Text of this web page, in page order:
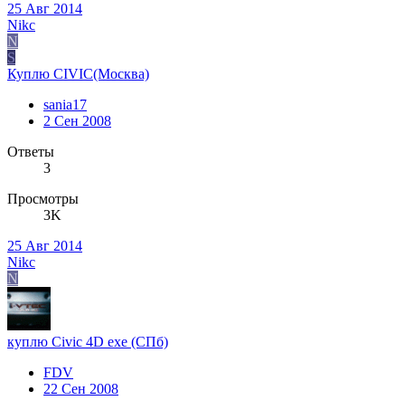
25 Авг 2014
Nikc
N
S
Куплю CIVIC(Москва)
sania17
2 Сен 2008
Ответы
3
Просмотры
3K
25 Авг 2014
Nikc
N
куплю Civic 4D exe (CПб)
FDV
22 Сен 2008